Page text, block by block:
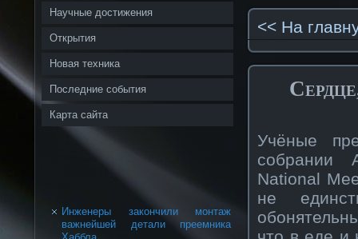
Научные достижения
Открытия
Новая техника
Последние события
Карта сайта
Инженеры закончили монтаж
важнейшей детали преемника
<< На
Учёные
собрании
National
не